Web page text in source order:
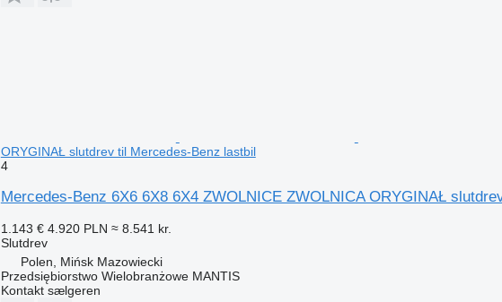
ORYGINAŁ slutdrev til Mercedes-Benz lastbil
4
Mercedes-Benz 6X6 6X8 6X4 ZWOLNICE ZWOLNICA ORYGINAŁ
1.143 € 4.920 PLN ≈ 8.541 kr.
Slutdrev
Polen, Mińsk Mazowiecki
Przedsiębiorstwo Wielobranżowe MANTIS
Kontakt sælgeren